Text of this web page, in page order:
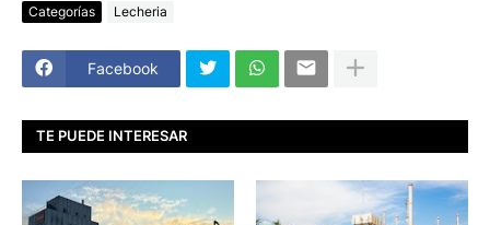
Categorías Lecheria
Facebook
TE PUEDE INTERESAR